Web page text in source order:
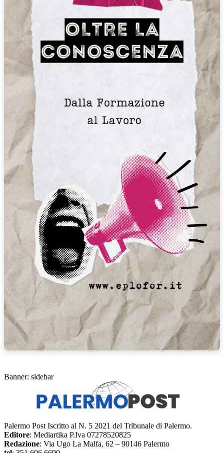
Banner: sidebar
Palermo Post Iscritto al N. 5 2021 del Tribunale di Palermo.
Editore: Mediartika P.Iva 07278520825
Redazione: Via Ugo La Malfa, 62 – 90146 Palermo